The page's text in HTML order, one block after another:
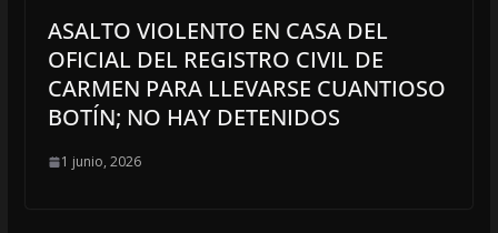
ASALTO VIOLENTO EN CASA DEL
OFICIAL DEL REGISTRO CIVIL DE
CARMEN PARA LLEVARSE CUANTIOSO
BOTÍN; NO HAY DETENIDOS
1 junio, 2026